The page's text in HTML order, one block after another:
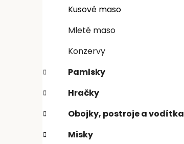
e
l
Kusové maso
Mleté maso
Konzervy
Pamlsky
Hračky
Obojky, postroje a vodítka
Misky